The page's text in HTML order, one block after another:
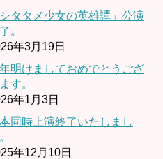
シタタメ少女の英雄譚」公演
。
年3月19日
明けましておめでとうござ
す。
年1月3日
同時上演終了いたしまし
年12月10日